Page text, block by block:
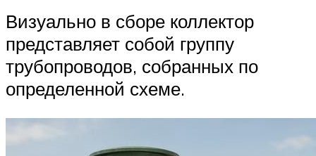
Визуально в сборе коллектор
представляет собой группу
трубопроводов, собранных по
определенной схеме.